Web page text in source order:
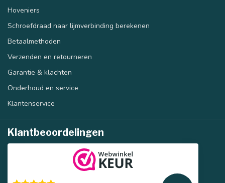
Hoveniers
Schroefdraad naar lijmverbinding berekenen
Betaalmethoden
Verzenden en retourneren
Garantie & klachten
Onderhoud en service
Klantenservice
Klantbeoordelingen